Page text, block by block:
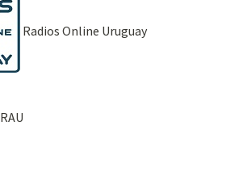
Radios Online Uruguay
RAU